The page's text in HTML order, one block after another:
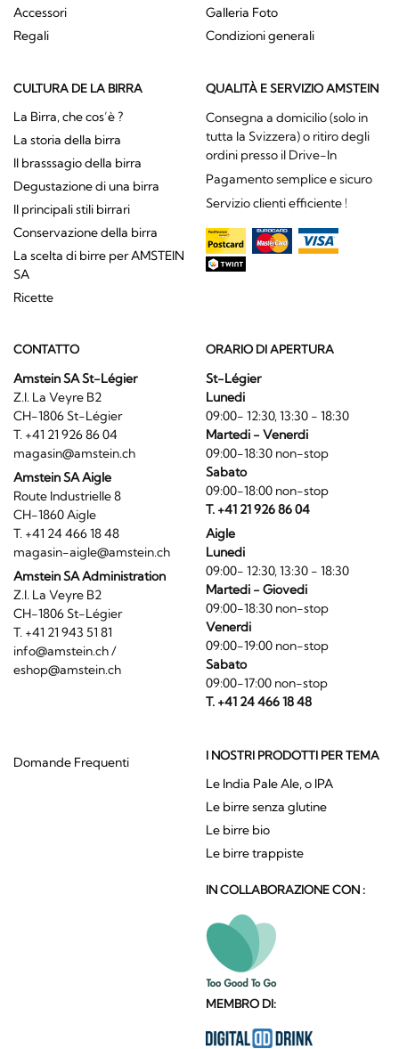
Accessori
Regali
Galleria Foto
Condizioni generali
CULTURA DE LA BIRRA
La Birra, che cos’è ?
La storia della birra
Il brasssagio della birra
Degustazione di una birra
Il principali stili birrari
Conservazione della birra
La scelta di birre per AMSTEIN
SA
Ricette
QUALITÀ E SERVIZIO AMSTEIN
Consegna a domicilio (solo in
tutta la Svizzera) o ritiro degli
ordini presso il Drive-In
Pagamento semplice e sicuro
Servizio clienti efficiente !
CONTATTO
Amstein SA St-Légier
Z.I. La Veyre B2
CH-1806 St-Légier
T. +41 21 926 86 04
magasin@amstein.ch
Amstein SA Aigle
Route Industrielle 8
CH-1860 Aigle
T. +41 24 466 18 48
magasin-aigle@amstein.ch
Amstein SA Administration
Z.I. La Veyre B2
CH-1806 St-Légier
T. +41 21 943 51 81
info@amstein.ch/
eshop@amstein.ch
ORARIO DI APERTURA
St-Légier
Lunedi
09:00- 12:30, 13:30 - 18:30
Martedi - Venerdi
09:00-18:30 non-stop
Sabato
09:00-18:00 non-stop
T. +41 21 926 86 04
Aigle
Lunedi
09:00- 12:30, 13:30 - 18:30
Martedi - Giovedi
09:00-18:30 non-stop
Venerdi
09:00-19:00 non-stop
Sabato
09:00-17:00 non-stop
T. +41 24 466 18 48
Domande Frequenti I NOSTRI PRODOTTI PER TEMA
Le India Pale Ale, o IPA
Le birre senza glutine
Le birre bio
Le birre trappiste
IN COLLABORAZIONE CON :
MEMBRO DI: